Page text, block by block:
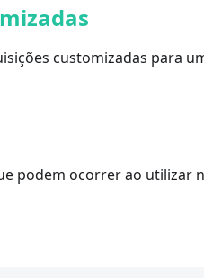
customizadas para
podem ocorrer ao utilizar